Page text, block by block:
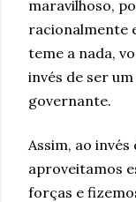
maravilhoso,
racionalmente
teme a nada,
invés de ser
governante.
Assim, ao
aproveitamos
forças e